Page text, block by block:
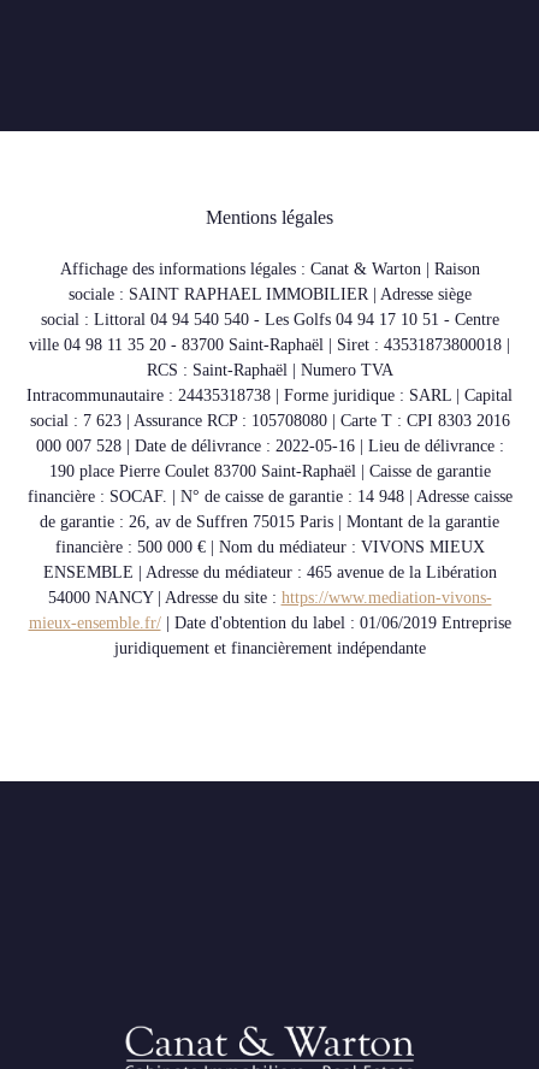
Mentions légales
Affichage des informations légales : Canat & Warton | Raison
sociale : SAINT RAPHAEL IMMOBILIER | Adresse siège
social : Littoral 04 94 540 540 - Les Golfs 04 94 17 10 51 - Centre
ville 04 98 11 35 20 - 83700 Saint-Raphaël | Siret : 43531873800018 |
RCS : Saint-Raphaël | Numero TVA
Intracommunautaire : 24435318738 | Forme juridique : SARL | Capital
social : 7 623 | Assurance RCP : 105708080 | Carte T : CPI 8303 2016
000 007 528 | Date de délivrance : 2022-05-16 | Lieu de délivrance :
190 place Pierre Coulet 83700 Saint-Raphaël | Caisse de garantie
financière : SOCAF. | N° de caisse de garantie : 14 948 | Adresse caisse
de garantie : 26, av de Suffren 75015 Paris | Montant de la garantie
financière : 500 000 € | Nom du médiateur : VIVONS MIEUX
ENSEMBLE | Adresse du médiateur : 465 avenue de la Libération
54000 NANCY | Adresse du site : https://www.mediation-vivons-
mieux-ensemble.fr/| Date d'obtention du label : 01/06/2019Entreprise
juridiquement et financièrement indépendante